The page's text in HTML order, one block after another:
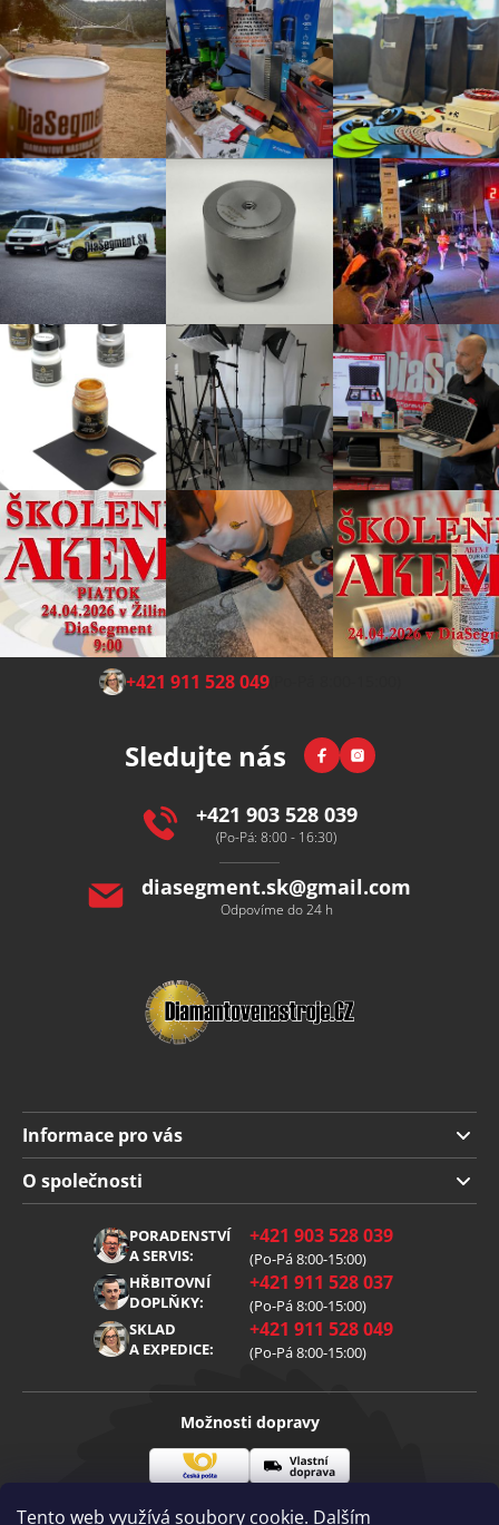
Tento web využívá soubory cookie. Dalším
Z +421 911 528 049(Po-Pá 8:00-15:00)
Sledujte nás FacebookInstagram
+421 903 528 039
(Po-Pá: 8:00 - 16:30)
diasegment.sk@gmail.com
Odpovíme do 24 h
Informace pro vás
Doprava a platba
Obchodní podmínky
Reklamace
Zpracování osobních údajů
O společnosti
PORADENSTVÍ
A SERVIS:
+421 903 528 039
(Po-Pá 8:00-15:00)
HŘBITOVNÍ
DOPLŇKY:
+421 911 528 037
(Po-Pá 8:00-15:00)
SKLAD
A EXPEDICE:
+421 911 528 049
(Po-Pá 8:00-15:00)
Možnosti dopravy
pošta
doprava